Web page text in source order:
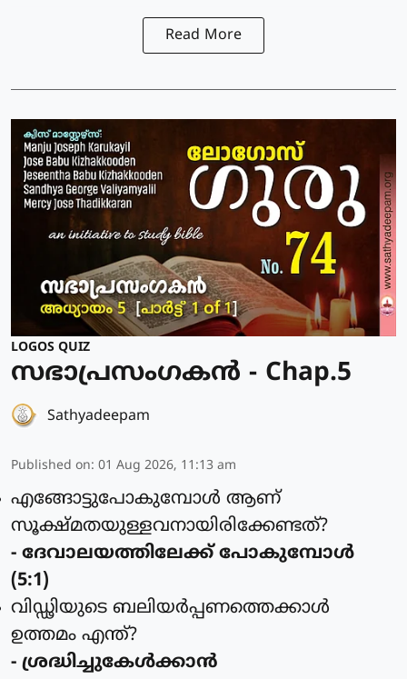
Read More
LOGOS QUIZ
സഭാപ്രസംഗകൻ - Chap.5
Sathyadeepam
Published on: 01 Aug 2026, 11:13 am
എങ്ങോട്ടുപോകുമ്പോള്‍ ആണ്
സൂക്ഷ്മതയുള്ളവനായിരിക്കേണ്ടത്?
- ദേവാലയത്തിലേക്ക് പോകുമ്പോള്‍
(5:1)
വിഡ്ഢിയുടെ ബലിയര്‍പ്പണത്തെക്കാള്‍
ഉത്തമം എന്ത്?
- ശ്രദ്ധിച്ചുകേള്‍ക്കാന്‍